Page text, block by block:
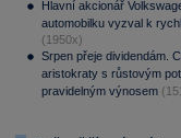
Hlavní akcionář
automobilku vyzval k
(1950x)
Srpen přeje dividendám.
aristokraty s růstovým
pravidelným výnosem